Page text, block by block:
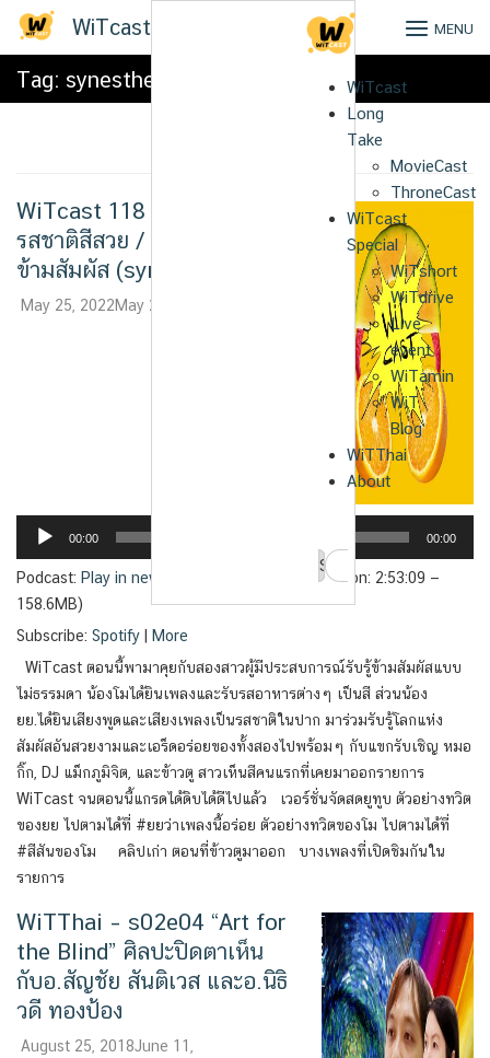
Skip
WiTcast MENU
WiTcast
Long
Take
MovieCast
ThroneCast
WiTcast
Special
WiTshort
WiTdrive
Live
event
WiTamin
WiT
Blog
WiTThai
About
Search
for:
Tag: synesthesia
WiTcast 118 – เพลงอร่อย
รสชาติสีสวย / ปรากฏการณ์รับรู้
ข้ามสัมผัส (synesthesia)
May 25, 2022May 25, 2022
00:00 00:00
Podcast: Play in new window
(Duration: 2:53:09 —
158.6MB)
Subscribe: Spotify
More
WiTcast ตอนนี้พามาคุยกับสองสาวผู้มีประสบการณ์รับรู้ข้ามสัมผัสแบบ
ไม่ธรรมดา น้องโมได้ยินเพลงและรับรสอาหารต่างๆ เป็นสี ส่วนน้อง
ยย.ได้ยินเสียงพูดและเสียงเพลงเป็นรสชาติในปาก มาร่วมรับรู้โลกแห่ง
สัมผัสอันสวยงามและเอร็ดอร่อยของทั้งสองไปพร้อมๆ กับแขกรับเชิญ หมอ
กิ๊ก, DJ แม็กภูมิจิต, และข้าวตู สาวเห็นสีคนแรกที่เคยมาออกรายการ
WiTcast จนตอนนี้แกรดได้ดิบได้ดีไปแล้ว เวอร์ชั่นจัดสดยูทูบ ตัวอย่างทวิต
ของยย ไปตามได้ที่ #ยยว่าเพลงนี้อร่อย ตัวอย่างทวิตของโม ไปตามได้ที่
#สีสันของโม คลิปเก่า ตอนที่ข้าวตูมาออก บางเพลงที่เปิดชิมกันใน
รายการ
WiTThai – s02e04 “Art for
the Blind” ศิลปะปิดตาเห็น
กับอ.สัญชัย สันติเวส และอ.นิธิ
วดี ทองป้อง
August 25, 2018June 11,